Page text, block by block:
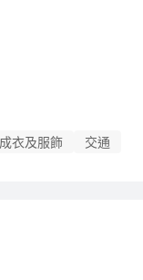
衣及服飾
交通